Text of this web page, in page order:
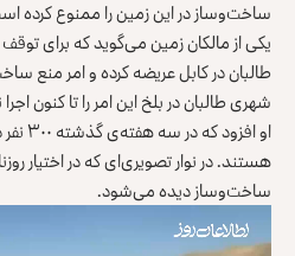
ساخت‌وساز در این زمین را ممنوع کرده
یکی از مالکان زمین می‌گوید که برای
طالبان در کابل عریضه کرده و امر منع
شهری طالبان در بلخ این امر را تا کنون
او
هستند. در نوار تصویری‌ای که در اختیار
ساخت‌وساز دیده می‌شود.